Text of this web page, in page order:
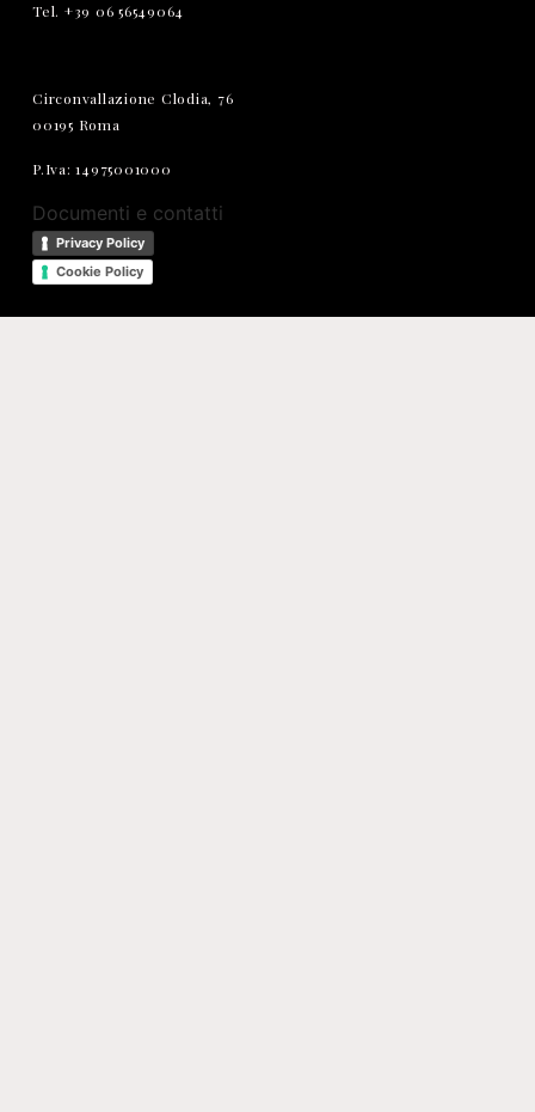
Tel. +39 06 56549064
Circonvallazione Clodia, 76
00195 Roma
P.Iva: 14975001000
Documenti e contatti
Privacy Policy
Cookie Policy